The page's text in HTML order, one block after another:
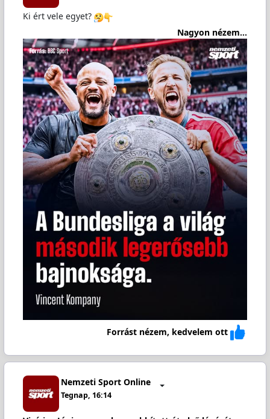
Ki ért vele egyet?
Nagyon nézem...
Forrást nézem, kedvelem ott
Nemzeti Sport Online
Tegnap, 16:14